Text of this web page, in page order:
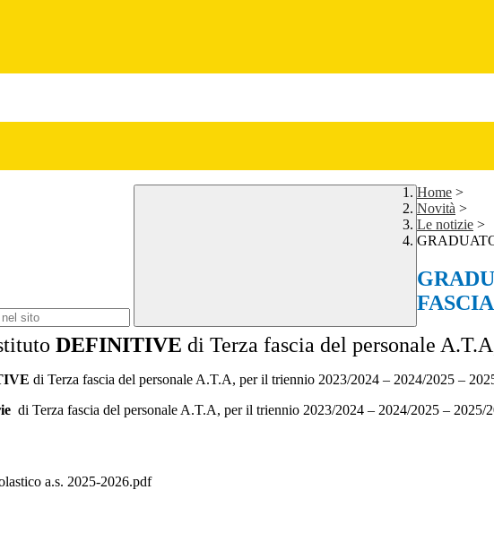
Home >
Novità >
Le notizie >
FASCIA
DEFINITIVE di Terza fascia del personale
di Terza fascia del personale A.T.A, per il triennio 2023/2024 – 2024/2025 –
di Terza fascia del personale A.T.A, per il triennio 2023/2024 – 2024/2025 – 2025/
a.s. 2025-2026.pdf